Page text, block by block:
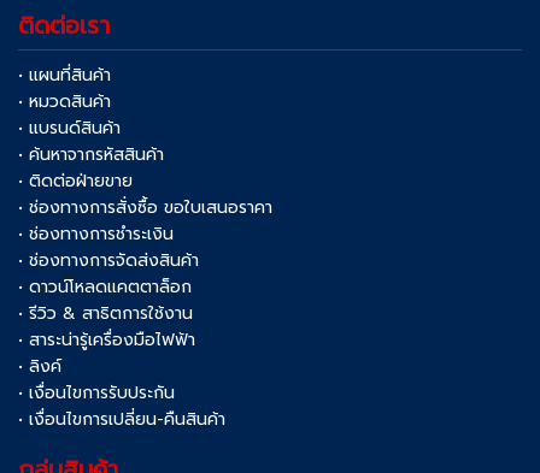
ติดต่อเรา
• แผนที่สินค้า
• หมวดสินค้า
• แบรนด์สินค้า
• ค้นหาจากรหัสสินค้า
• ติดต่อฝ่ายขาย
• ช่องทางการสั่งซื้อ ขอใบเสนอราคา
• ช่องทางการชำระเงิน
• ช่องทางการจัดส่งสินค้า
• ดาวน์โหลดแคตตาล็อก
• รีวิว & สาธิตการใช้งาน
• สาระน่ารู้เครื่องมือไฟฟ้า
• ลิงค์
• เงื่อนไขการรับประกัน
• เงื่อนไขการเปลี่ยน-คืนสินค้า